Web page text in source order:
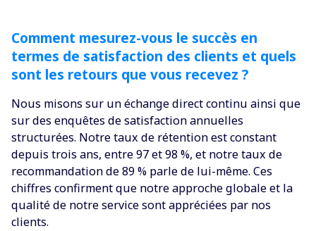
Comment mesurez-vous le succès en
termes de satisfaction des clients et quels
sont les retours que vous recevez ?
Nous misons sur un échange direct continu ainsi que
sur des enquêtes de satisfaction annuelles
structurées. Notre taux de rétention est constant
depuis trois ans, entre 97 et 98 %, et notre taux de
recommandation de 89 % parle de lui-même. Ces
chiffres confirment que notre approche globale et la
qualité de notre service sont appréciées par nos
clients.